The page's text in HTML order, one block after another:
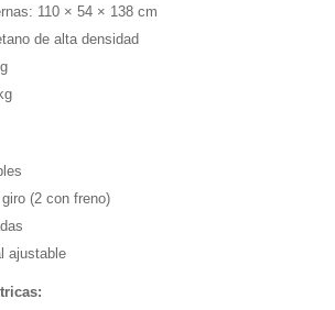
110 × 54 × 138 cm
de alta densidad
(2 con freno)
ajustable